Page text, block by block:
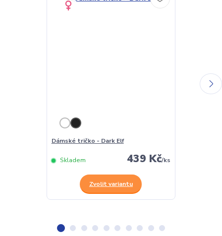
Dámské tričko - Dark Elf
439 Kč/ks
Skladem
Zvolit variantu